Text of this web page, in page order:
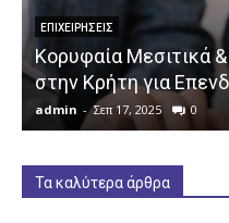
ΕΠΙΧΕΙΡΉΣΕΙΣ
Κορυφαία Μεσιτικά
στην Κρήτη για
admin - Σεπ 17, 2025 0
Τα καλύτερα άρθρα